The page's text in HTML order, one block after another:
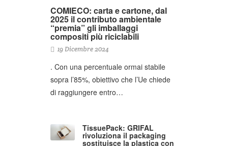
COMIECO: carta e cartone, dal
2025 il contributo ambientale
“premia” gli imballaggi
compositi più riciclabili
19 Dicembre 2024
. Con una percentuale ormai stabile
sopra l’85%, obiettivo che l’Ue chiede
di raggiungere entro…
TissuePack: GRIFAL
rivoluziona il packaging
sostituisce la plastica con